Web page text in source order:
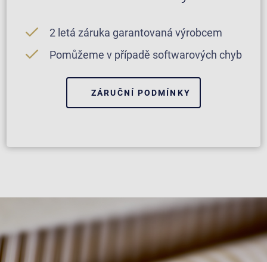
2 letá záruka garantovaná výrobcem
Pomůžeme v případě softwarových chyb
ZÁRUČNÍ PODMÍNKY